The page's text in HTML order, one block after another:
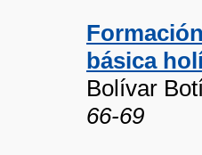
básica
Bolívar
66-69